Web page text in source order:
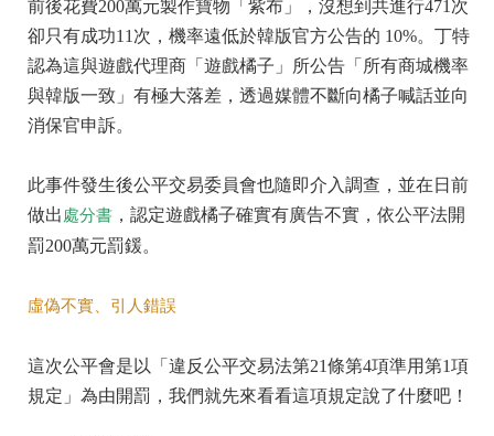
前後花費200萬元製作寶物「紫布」，沒想到共進行471次
卻只有成功11次，機率遠低於韓版官方公告的 10%。丁特
認為這與遊戲代理商「遊戲橘子」所公告「所有商城機率
與韓版一致」有極大落差，透過媒體不斷向橘子喊話並向
消保官申訴。
此事件發生後公平交易委員會也隨即介入調查，並在日前
做出處分書 ，認定遊戲橘子確實有廣告不實，依公平法開
罰200萬元罰鍰。
虛偽不實、引人錯誤
這次公平會是以「違反公平交易法第21條第4項準用第1項
規定」為由開罰，我們就先來看看這項規定說了什麼吧！